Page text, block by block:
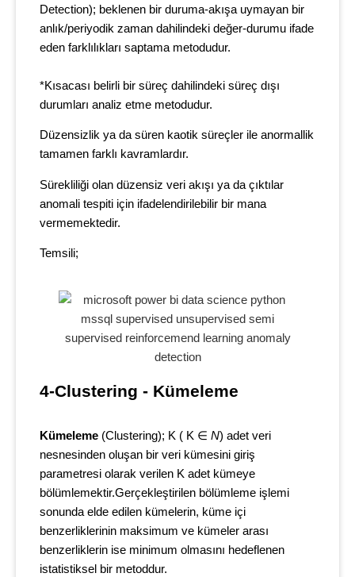
Detection); beklenen bir duruma-akışa uymayan bir
anlık/periyodik zaman dahilindeki değer-durumu ifade
eden farklılıkları saptama metodudur.
*Kısacası belirli bir süreç dahilindeki süreç dışı
durumları analiz etme metodudur.
Düzensizlik ya da süren kaotik süreçler ile anormallik
tamamen farklı kavramlardır.
Sürekliliği olan düzensiz veri akışı ya da çıktılar
anomali tespiti için ifadelendirilebilir bir mana
vermemektedir.
Temsili;
4-Clustering - Kümeleme
Kümeleme (Clustering); K ( K ∈ Ν) adet veri
nesnesinden oluşan bir veri kümesini giriş
parametresi olarak verilen K adet kümeye
bölümlemektir.Gerçekleştirilen bölümleme işlemi
sonunda elde edilen kümelerin, küme içi
benzerliklerinin maksimum ve kümeler arası
benzerliklerin ise minimum olmasını hedeflenen
istatistiksel bir metoddur.